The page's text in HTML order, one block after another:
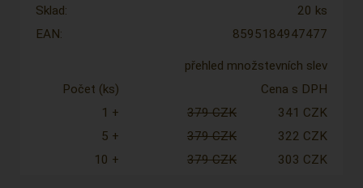
Sklad:
20 ks
EAN:
8595184947477
přehled množstevních slev
Počet (ks)
Cena s DPH
1 +
379 CZK
341 CZK
5 +
379 CZK
322 CZK
10 +
379 CZK 303 CZK